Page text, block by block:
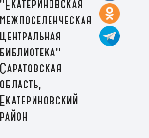
"Екатериновская
межпоселенческая
центральная
библиотека"
Саратовская
область,
Екатериновский
район